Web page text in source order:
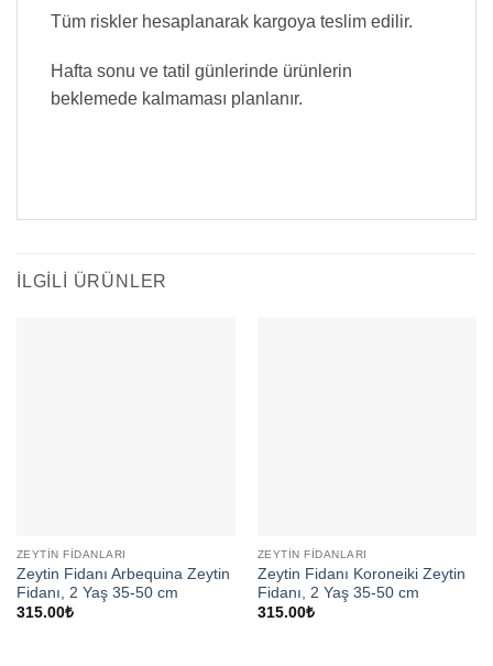
Tüm riskler hesaplanarak kargoya teslim edilir.
Hafta sonu ve tatil günlerinde ürünlerin
beklemede kalmaması planlanır.
İLGILI ÜRÜNLER
ZEYTIN FIDANLARI
Zeytin Fidanı Arbequina Zeytin
Fidanı, 2 Yaş 35-50 cm
315.00₺
ZEYTIN FIDANLARI
Zeytin Fidanı Koroneiki Zeytin
Fidanı, 2 Yaş 35-50 cm
315.00₺